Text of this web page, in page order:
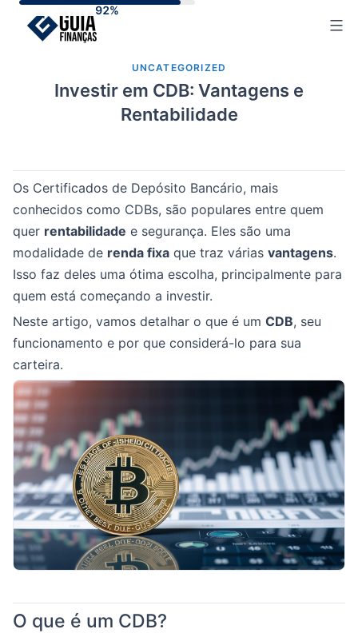
UNCATEGORIZED
Investir em CDB: Vantagens e
Rentabilidade
Os Certificados de Depósito Bancário, mais
conhecidos como CDBs, são populares entre quem
quer rentabilidade e segurança. Eles são uma
modalidade de renda fixa que traz várias vantagens.
Isso faz deles uma ótima escolha, principalmente para
quem está começando a investir.
Neste artigo, vamos detalhar o que é um CDB, seu
funcionamento e por que considerá-lo para sua
carteira.
O que é um CDB?